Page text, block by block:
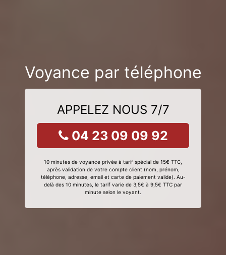
Voyance par téléphone
APPELEZ NOUS 7/7
04 23 09 09 92
10 minutes de voyance privée à tarif spécial de 15€ TTC,
après validation de votre compte client (nom, prénom,
téléphone, adresse, email et carte de paiement valide). Au-
delà des 10 minutes, le tarif varie de 3,5€ à 9,5€ TTC par
minute selon le voyant.